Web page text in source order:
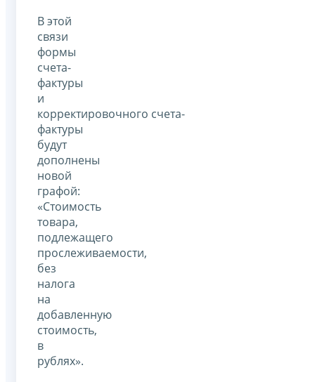
В этой
связи
формы
счета-
фактуры
и
корректировочного счета-
фактуры
будут
дополнены
новой
графой:
«Стоимость
товара,
подлежащего
прослеживаемости,
без
налога
на
добавленную
стоимость,
в
рублях».